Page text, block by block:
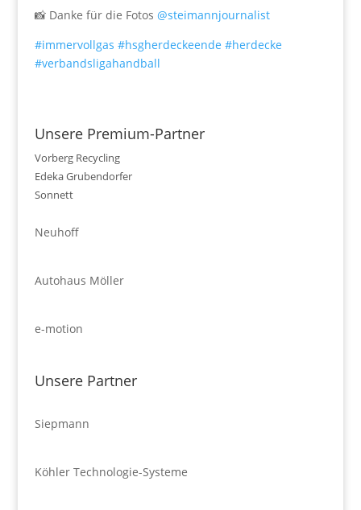
📸 Danke für die Fotos @steimannjournalist
#immervollgas #hsgherdeckeende #herdecke
#verbandsligahandball
Unsere Premium-Partner
Vorberg Recycling
Edeka Grubendorfer
Sonnett
Neuhoff
Autohaus Möller
e-motion
Unsere Partner
Siepmann
Köhler Technologie-Systeme